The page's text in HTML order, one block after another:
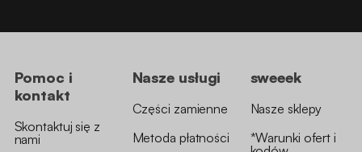
Pomoc i
kontakt
Skontaktuj się z
nami
Nasze usługi
Części zamienne
Metoda płatności
sweeek
Nasze sklepy
*Warunki ofert i